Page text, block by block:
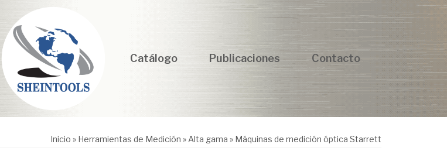
Catálogo Publicaciones Contacto
Inicio » Herramientas de Medición » Alta gama » Máquinas de medición óptica Starrett